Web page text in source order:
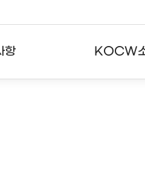
항 KOCW